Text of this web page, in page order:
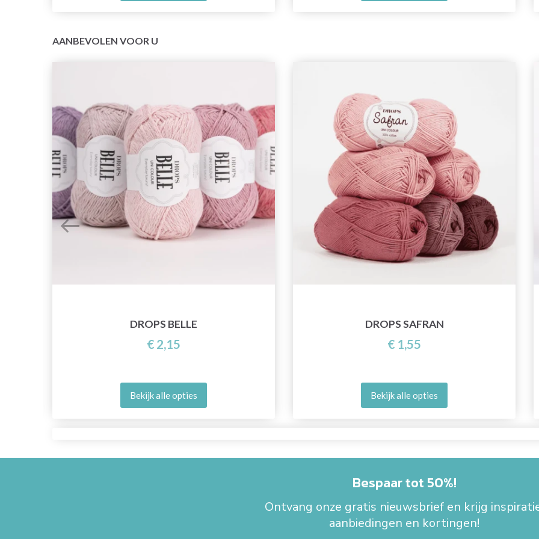
AANBEVOLEN VOOR U
DROPS BELLE
€ 2,15
Bekijk alle opties
DROPS SAFRAN
€ 1,55
Bekijk alle opties
Bespaar tot 50%!
Ontvang onze gratis nieuwsbrief en krijg
aanbiedingen en kortingen!